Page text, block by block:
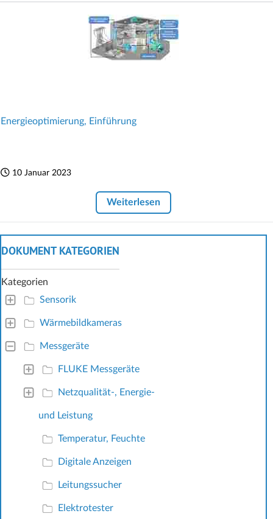
Energieoptimierung, Einführung
10 Januar 2023
Weiterlesen
DOKUMENT KATEGORIEN
Kategorien
Sensorik
Wärmebildkameras
Messgeräte
FLUKE Messgeräte
Netzqualität-, Energie-
und Leistung
Temperatur, Feuchte
Digitale Anzeigen
Leitungssucher
Elektrotester